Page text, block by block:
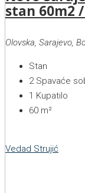
stan 60m2
Olovska, Sarajevo,
Stan
2 Spavaće
1 Kupatilo
60 m²
Vedad Strujić